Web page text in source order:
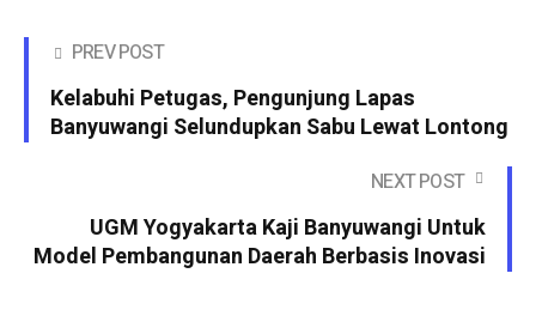
PREV POST
Kelabuhi Petugas, Pengunjung Lapas
Banyuwangi Selundupkan Sabu Lewat Lontong
NEXT POST
UGM Yogyakarta Kaji Banyuwangi Untuk
Model Pembangunan Daerah Berbasis Inovasi